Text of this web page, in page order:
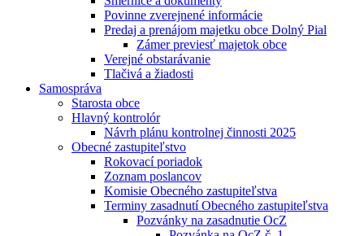
Povinne zverejnené informácie
Predaj a prenájom majetku obce Dolný Pial
Zámer previesť majetok obce
Verejné obstarávanie
Tlačivá a žiadosti
Samospráva
Starosta obce
Hlavný kontrolór
Návrh plánu kontrolnej činnosti 2025
Obecné zastupiteľstvo
Rokovací poriadok
Zoznam poslancov
Komisie Obecného zastupiteľstva
Terminy zasadnutí Obecného zastupiteľstva
Pozvánky na zasadnutie OcZ